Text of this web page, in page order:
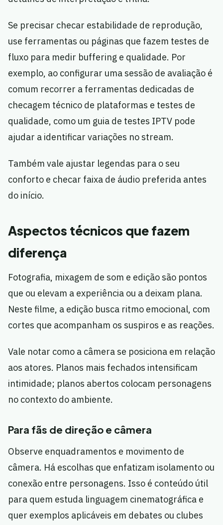
Se precisar checar estabilidade de reprodução,
use ferramentas ou páginas que fazem testes de
fluxo para medir buffering e qualidade. Por
exemplo, ao configurar uma sessão de avaliação é
comum recorrer a ferramentas dedicadas de
checagem técnico de plataformas e testes de
qualidade, como um guia de testes IPTV pode
ajudar a identificar variações no stream.
Também vale ajustar legendas para o seu
conforto e checar faixa de áudio preferida antes
do início.
Aspectos técnicos que fazem
diferença
Fotografia, mixagem de som e edição são pontos
que ou elevam a experiência ou a deixam plana.
Neste filme, a edição busca ritmo emocional, com
cortes que acompanham os suspiros e as reações.
Vale notar como a câmera se posiciona em relação
aos atores. Planos mais fechados intensificam
intimidade; planos abertos colocam personagens
no contexto do ambiente.
Para fãs de direção e câmera
Observe enquadramentos e movimento de
câmera. Há escolhas que enfatizam isolamento ou
conexão entre personagens. Isso é conteúdo útil
para quem estuda linguagem cinematográfica e
quer exemplos aplicáveis em debates ou clubes